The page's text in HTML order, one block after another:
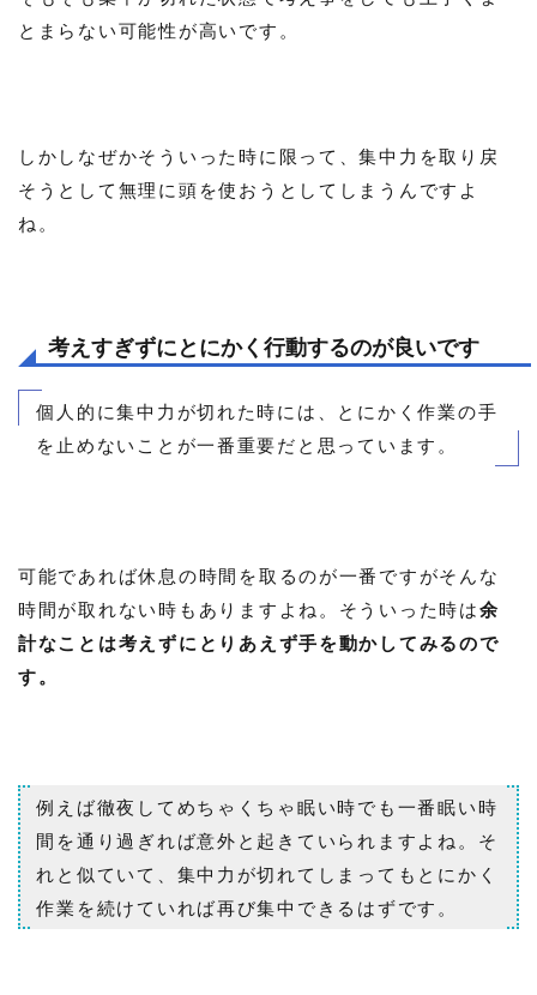
とまらない可能性が高いです。
しかしなぜかそういった時に限って、集中力を取り戻
そうとして無理に頭を使おうとしてしまうんですよ
ね。
考えすぎずにとにかく行動するのが良いです
個人的に集中力が切れた時には、とにかく作業の手
を止めないことが一番重要だと思っています。
可能であれば休息の時間を取るのが一番ですがそんな
時間が取れない時もありますよね。そういった時は余
計なことは考えずにとりあえず手を動かしてみるので
す。
例えば徹夜してめちゃくちゃ眠い時でも一番眠い時
間を通り過ぎれば意外と起きていられますよね。そ
れと似ていて、集中力が切れてしまってもとにかく
作業を続けていれば再び集中できるはずです。